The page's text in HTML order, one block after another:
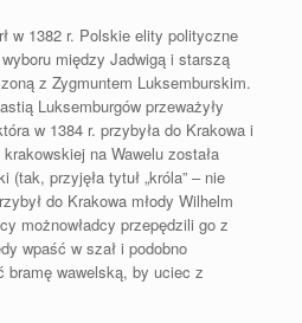
w 1382 r. Polskie elity polityczne
między Jadwigą i starszą
z Zygmuntem Luksemburskim.
Luksemburgów przeważyły
w 1384 r. przybyła do Krakowa i
na Wawelu została
(tak, przyjęła tytuł „króla” – nie
do Krakowa młody Wilhelm
możnowładcy przepędzili go z
wpaść w szał i podobno
bramę wawelską, by uciec z